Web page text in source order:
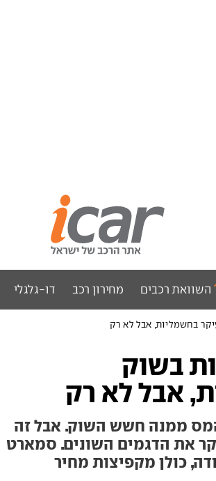
השוואת רכבים מחירון רכב דו-גלגלי
בחשמליות, אבל לא רק
בשוק
אבל לא רק
המס ממנה חשש השוק. אבל זה
את הדגמים השונים. סמארט
כולן מקפיצות מחיר